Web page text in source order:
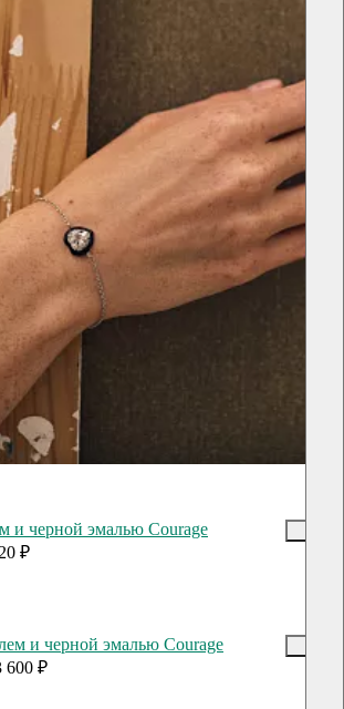
и черной эмалью Courage
₽
и черной эмалью Courage
600 ₽